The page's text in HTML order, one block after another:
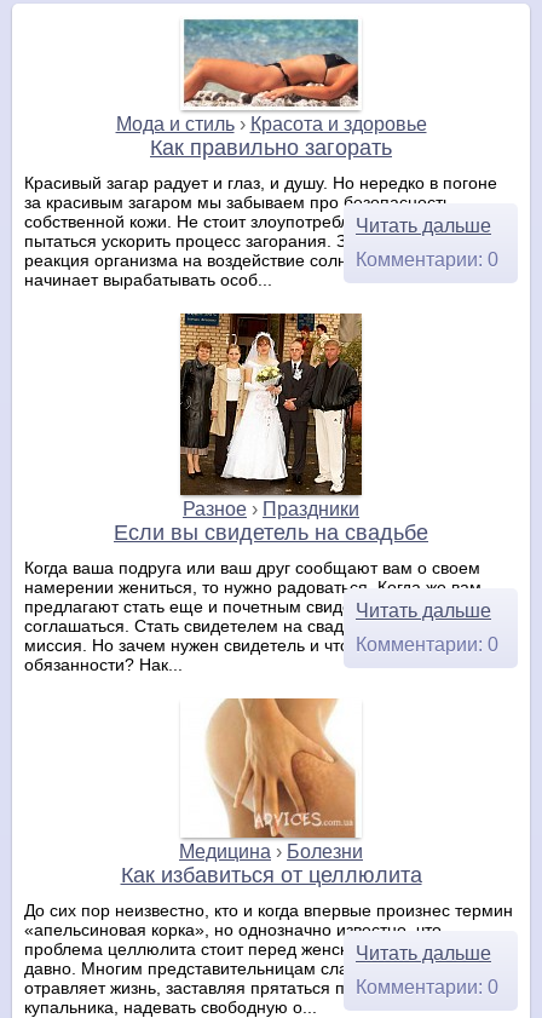
Мода и стиль› Красота и здоровье
Как правильно загорать
Красивый загар радует и глаз, и душу. Но нередко в погоне
за красивым загаром мы забываем про безопасность
собственной кожи. Не стоит злоупотреблять солнцем и
пытаться ускорить процесс загорания. Загар – это защитная
реакция организма на воздействие солнечных лучей. Кожа
начинает вырабатывать особ...
Читать дальше
Комментарии: 0
Разное › Праздники
Если вы свидетель на свадьбе
Когда ваша подруга или ваш друг сообщают вам о своем
намерении жениться, то нужно радоваться. Когда же вам
предлагают стать еще и почетным свидетелем – необходимо
соглашаться. Стать свидетелем на свадьбе – это почетная
миссия. Но зачем нужен свидетель и что входит в его
обязанности? Нак...
Читать дальше
Комментарии: 0
Медицина › Болезни
Как избавиться от целлюлита
До сих пор неизвестно, кто и когда впервые произнес термин
«апельсиновая корка», но однозначно известно, что
проблема целлюлита стоит перед женским населением уже
давно. Многим представительницам слабого пола целлюлит
отравляет жизнь, заставляя прятаться под шорты
купальника, надевать свободную о...
Читать дальше
Комментарии: 0